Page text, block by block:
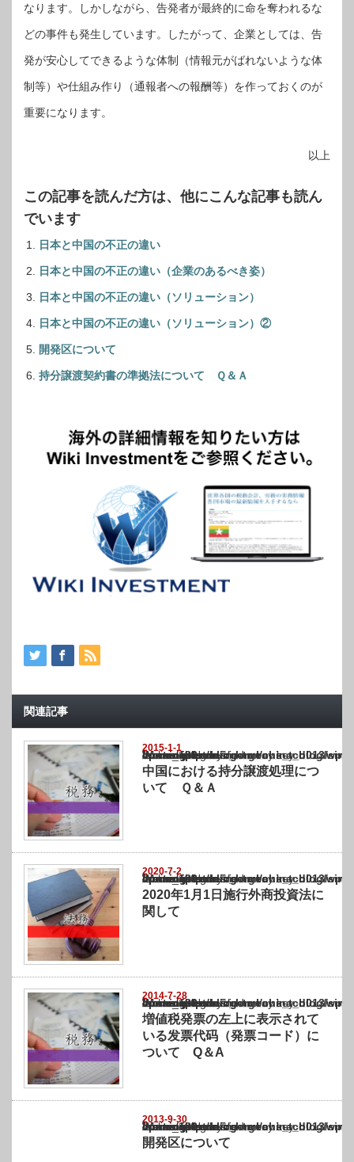
なります。しかしながら、告発者が最終的に命を奪われるな
どの事件も発生しています。したがって、企業としては、告
発が安心してできるような体制（情報元がばれないような体
制等）や仕組み作り（通報者への報酬等）を作っておくのが
重要になります。
以上
この記事を読んだ方は、他にこんな記事も読ん
でいます
日本と中国の不正の違い
日本と中国の不正の違い（企業のあるべき姿）
日本と中国の不正の違い（ソリューション）
日本と中国の不正の違い（ソリューション）②
開発区について
持分譲渡契約書の準拠法について Ｑ＆Ａ
関連記事
2015-1-1
Warning
: Undefined array key "show_category" in
/home/netst/kuno-cpa.co.jp/public_html/china_blog/wp-content/themes/
on line183
中国における持分譲渡処理につ
いて Ｑ＆Ａ
2020-7-2
Warning
: Undefined array key "show_category" in
/home/netst/kuno-cpa.co.jp/public_html/china_blog/wp-content/themes/
on line183
2020年1月1日施行外商投資法に
関して
2014-7-28
Warning
: Undefined array key "show_category" in
/home/netst/kuno-cpa.co.jp/public_html/china_blog/wp-content/themes/
on line183
増値税発票の左上に表示されて
いる发票代码（発票コード）に
ついて Q＆A
2013-9-30
Warning
: Undefined array key "show_category" in
/home/netst/kuno-cpa.co.jp/public_html/china_blog/wp-content/themes/
on line183
開発区について